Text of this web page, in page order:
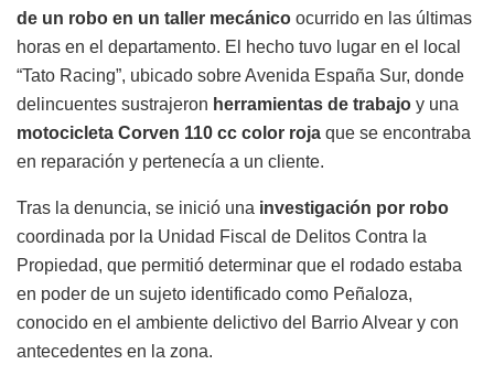
de un robo en un taller mecánico ocurrido en las últimas
horas en el departamento. El hecho tuvo lugar en el local
“Tato Racing”, ubicado sobre Avenida España Sur, donde
delincuentes sustrajeron herramientas de trabajo y una
motocicleta Corven 110 cc color roja que se encontraba
en reparación y pertenecía a un cliente.
Tras la denuncia, se inició una investigación por robo
coordinada por la Unidad Fiscal de Delitos Contra la
Propiedad, que permitió determinar que el rodado estaba
en poder de un sujeto identificado como Peñaloza,
conocido en el ambiente delictivo del Barrio Alvear y con
antecedentes en la zona.